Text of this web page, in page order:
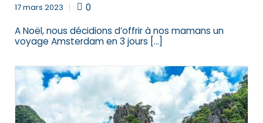
17 mars 2023
0
A Noël, nous décidions d’offrir à nos mamans un
voyage Amsterdam en 3 jours […]